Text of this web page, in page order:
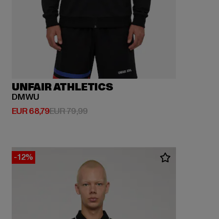
UNFAIR ATHLETICS
DMWU
EUR 68,79
Derzeitiger Preis: EUR 68,79
EUR 79,99Aktionspreis: EUR 79,99
-12%